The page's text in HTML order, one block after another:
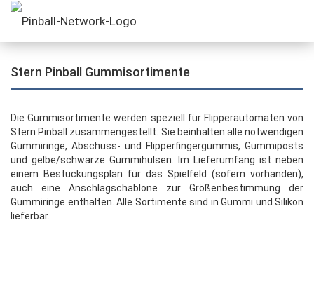
Stern Pinball Gummisortimente
Die Gummisortimente werden speziell für Flipperautomaten von
Stern Pinball zusammengestellt. Sie beinhalten alle notwendigen
Gummiringe, Abschuss- und Flipperfingergummis, Gummiposts
und gelbe/schwarze Gummihülsen. Im Lieferumfang ist neben
einem Bestückungsplan für das Spielfeld (sofern vorhanden),
auch eine Anschlagschablone zur Größenbestimmung der
Gummiringe enthalten. Alle Sortimente sind in Gummi und Silikon
lieferbar.